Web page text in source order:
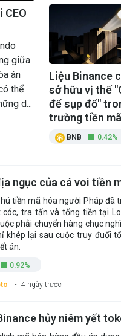
CEO
giữa
án
thể
dự
Liệu Binance
sở hữu vị thế
để sụp đổ"
trường tiền
BNB 0.42%
4 ngày trước
ngục của cá voi tiền
tiền mã hóa người Pháp đã
tra tấn và tống tiền tại
phải chuyển hàng chục
khép lại sau cuộc truy đuổi
án.
0.92%
hủy niêm yết